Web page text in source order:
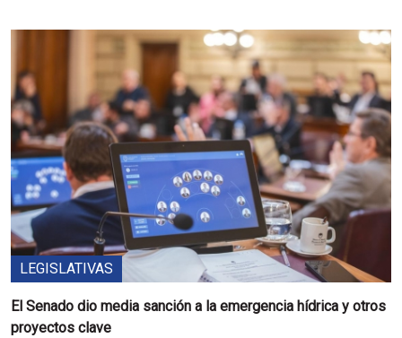
LEGISLATIVAS
El Senado dio media sanción a la emergencia hídrica y otros
proyectos clave